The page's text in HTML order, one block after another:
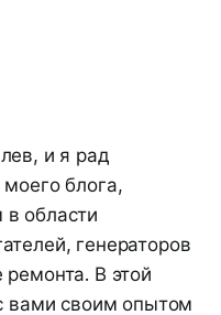
и я рад
моего блога,
области
генераторов
В этой
вами своим опытом